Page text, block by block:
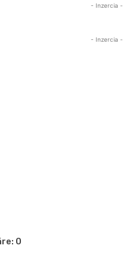
- Inzercia -
- Inzercia -
0